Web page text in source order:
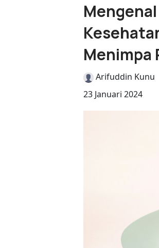
Menimpa
Arifuddin Kunu
23 Januari 2024